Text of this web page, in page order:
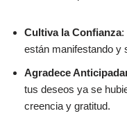
Cultiva la Confianza:
están manifestando y
Agradece
tus deseos ya se
creencia y gratitud.